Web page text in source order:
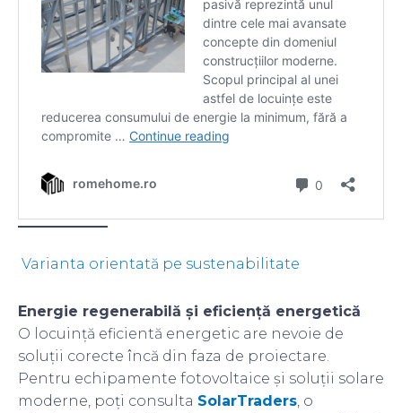
Varianta orientată pe sustenabilitate
Energie regenerabilă și eficiență energetică
O locuință eficientă energetic are nevoie de
soluții corecte încă din faza de proiectare.
Pentru echipamente fotovoltaice și soluții solare
moderne, poți consulta SolarTraders , o